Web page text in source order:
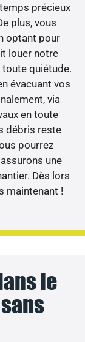
précieux
plus, vous
optant pour
louer notre
toute quiétude.
évacuant vos
via
en toute
débris reste
pourrez
une
Dès lors
maintenant !
le